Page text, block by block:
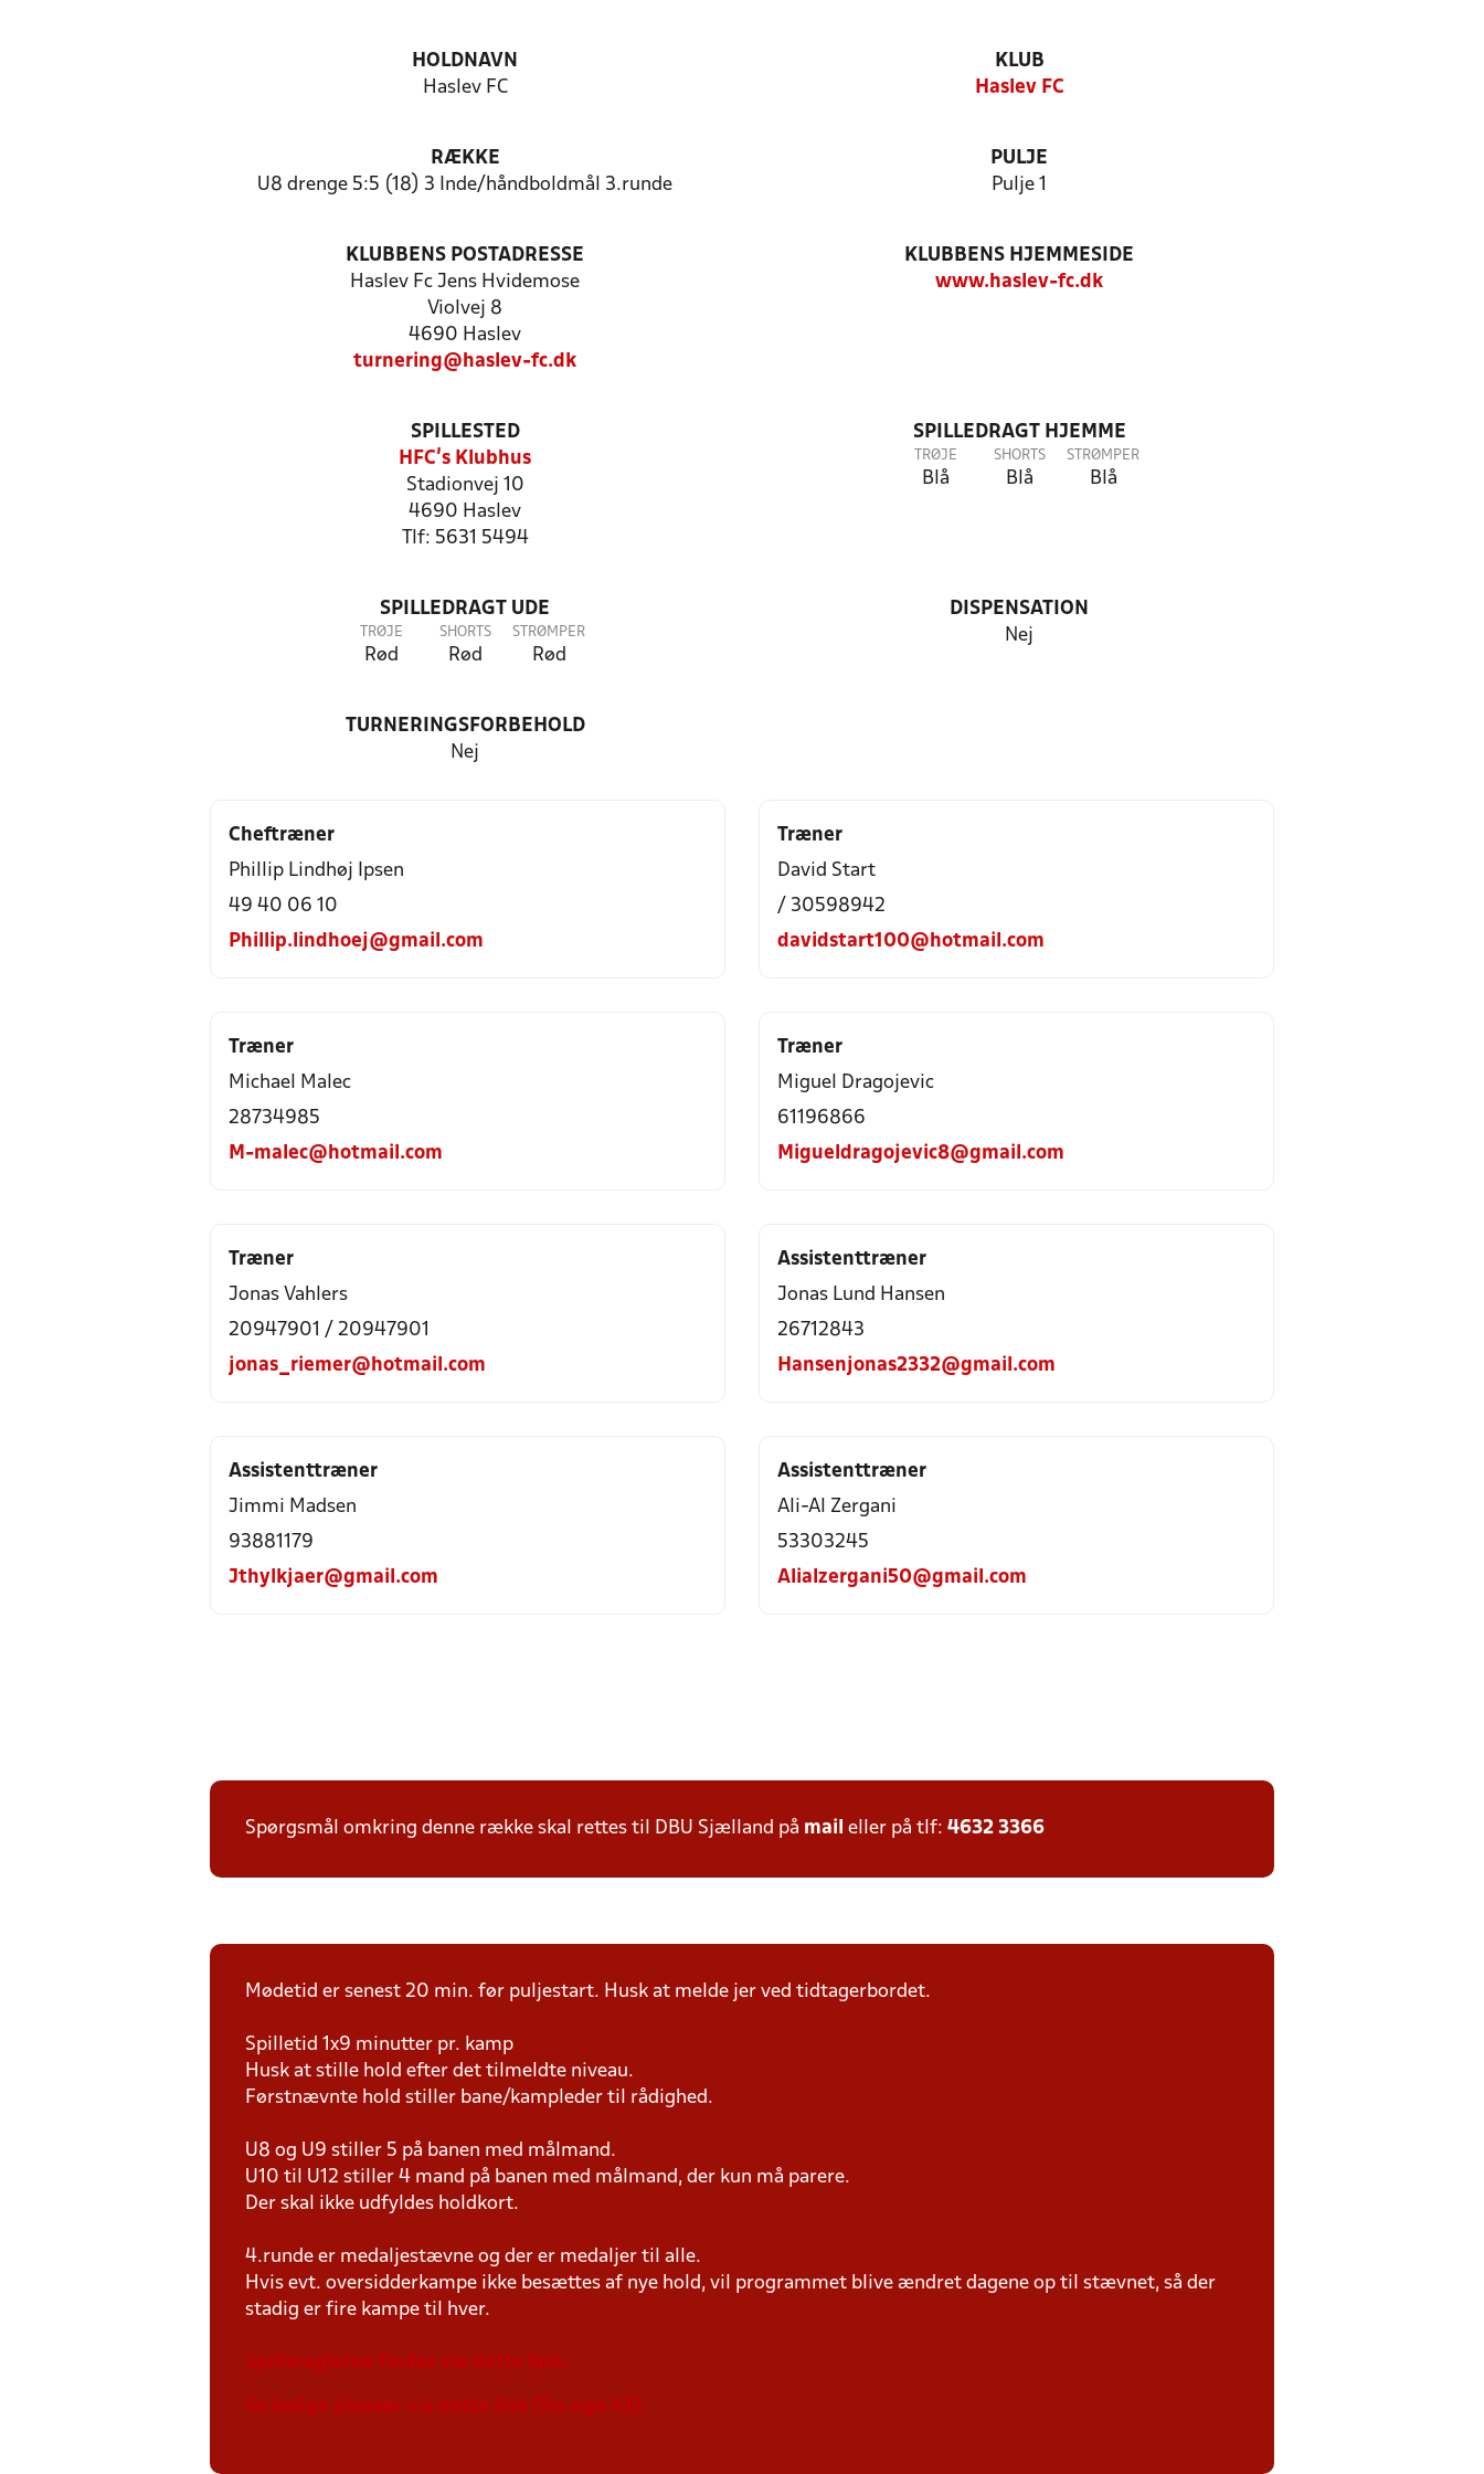
HOLDNAVN
Haslev FC
KLUB
Haslev FC
RÆKKE
U8 drenge 5:5 (18) 3 Inde/håndboldmål 3.runde
PULJE
Pulje 1
KLUBBENS POSTADRESSE
Haslev Fc Jens Hvidemose
Violvej 8
4690 Haslev
turnering@haslev-fc.dk
KLUBBENS HJEMMESIDE
www.haslev-fc.dk
SPILLESTED
HFC's Klubhus
Stadionvej 10
4690 Haslev
Tlf: 5631 5494
SPILLEDRAGT HJEMME
TRØJE
Blå
SHORTS
Blå
STRØMPER
Blå
SPILLEDRAGT UDE
TRØJE
Rød
SHORTS
Rød
STRØMPER
Rød
DISPENSATION
Nej
TURNERINGSFORBEHOLD
Nej
Cheftræner
Phillip Lindhøj Ipsen
49 40 06 10
Phillip.lindhoej@gmail.com
Træner
David Start
/ 30598942
davidstart100@hotmail.com
Træner
Michael Malec
28734985
M-malec@hotmail.com
Træner
Miguel Dragojevic
61196866
Migueldragojevic8@gmail.com
Træner
Jonas Vahlers
20947901 / 20947901
jonas_riemer@hotmail.com
Assistenttræner
Jonas Lund Hansen
26712843
Hansenjonas2332@gmail.com
Assistenttræner
Jimmi Madsen
93881179
Jthylkjaer@gmail.com
Assistenttræner
Ali-Al Zergani
53303245
Alialzergani50@gmail.com
Spørgsmål omkring denne række skal rettes til DBU Sjælland på mail eller på tlf: 4632 3366
Mødetid er senest 20 min. før puljestart. Husk at melde jer ved tidtagerbordet.
Spilletid 1x9 minutter pr. kamp
Husk at stille hold efter det tilmeldte niveau.
Førstnævnte hold stiller bane/kampleder til rådighed.
U8 og U9 stiller 5 på banen med målmand.
U10 til U12 stiller 4 mand på banen med målmand, der kun må parere.
Der skal ikke udfyldes holdkort.
4.runde er medaljestævne og der er medaljer til alle.
Hvis evt. oversidderkampe ikke besættes af nye hold, vil programmet blive ændret dagene op til stævnet, så der
stadig er fire kampe til hver.
Spillereglerne findes via dette link.
Se ledige pladser via dette link (fra uge 43).